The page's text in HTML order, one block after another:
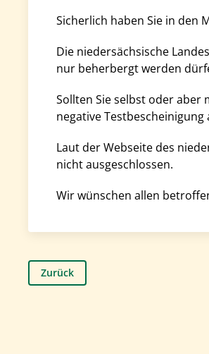
Sicherlich haben Sie in den
Die niedersächsische
nur beherbergt werden
Sollten Sie selbst oder aber
negative
Laut der Webseite des
nicht ausgeschlossen.
Wir wünschen allen
Zurück